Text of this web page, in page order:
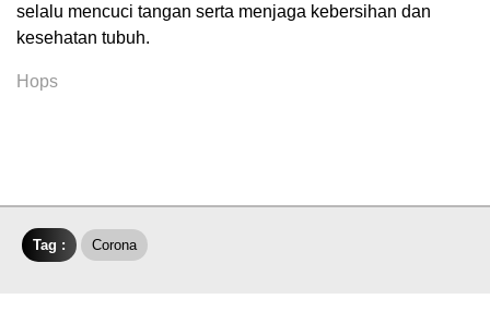
selalu mencuci tangan serta menjaga kebersihan dan
kesehatan tubuh.
Hops
Tag : Corona